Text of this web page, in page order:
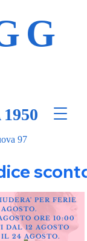
97
PER FERIE
ORE 10:00
DAL 12 AGOSTO
24 AGOSTO.